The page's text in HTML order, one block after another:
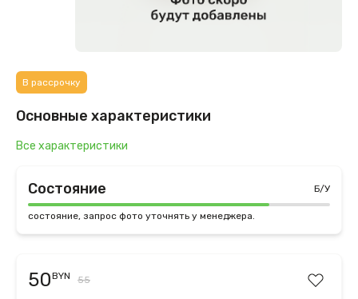
В рассрочку
Основные характеристики
Все характеристики
Состояние Б/У
состояние, запрос фото уточнять у менеджера.
50BYN 55